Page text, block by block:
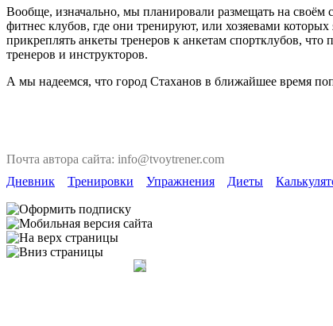
Вообще, изначально, мы планировали размещать на своём
фитнес клубов, где они тренируют, или хозяевами
прикреплять анкеты тренеров к анкетам спортклубов,
тренеров и инструкторов.
А мы надеемся, что город Стаханов в ближайшее время
Почта автора сайта: info@tvoytrener.com
Дневник
Тренировки Упражнения Диеты